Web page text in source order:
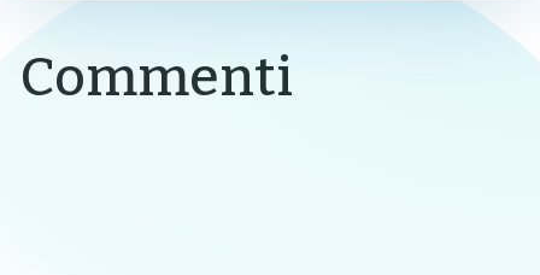
Commenti